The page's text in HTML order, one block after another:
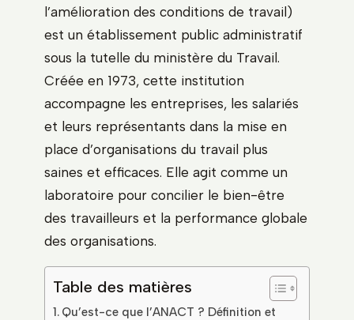
l’amélioration des conditions de travail)
est un établissement public administratif
sous la tutelle du ministère du Travail.
Créée en 1973, cette institution
accompagne les entreprises, les salariés
et leurs représentants dans la mise en
place d’organisations du travail plus
saines et efficaces. Elle agit comme un
laboratoire pour concilier le bien-être
des travailleurs et la performance globale
des organisations.
Table des matières
Qu’est-ce que l’ANACT ? Définition et